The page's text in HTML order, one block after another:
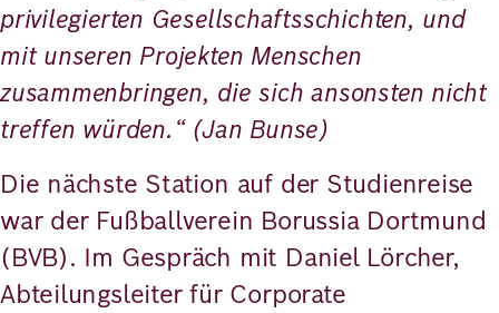
privilegierten Gesellschaftsschichten, und
mit unseren Projekten Menschen
zusammenbringen, die sich ansonsten nicht
treffen würden.“ (Jan Bunse)
Die nächste Station auf der Studienreise
war der Fußballverein Borussia Dortmund
(BVB). Im Gespräch mit Daniel Lörcher,
Abteilungsleiter für Corporate